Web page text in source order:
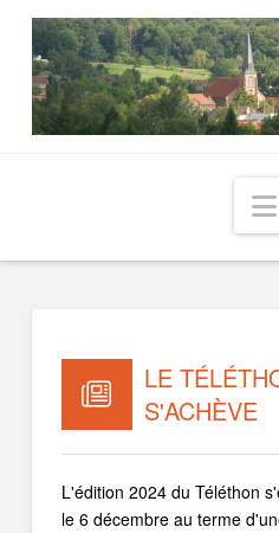
LE
S'ACHÈVE
L'édition 2024 du Téléthon
le 6 décembre au terme